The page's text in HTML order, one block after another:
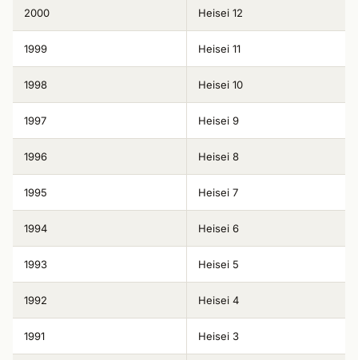
2000 Heisei 12
1999 Heisei 11
1998 Heisei 10
1997 Heisei 9
1996 Heisei 8
1995 Heisei 7
1994 Heisei 6
1993 Heisei 5
1992 Heisei 4
1991 Heisei 3